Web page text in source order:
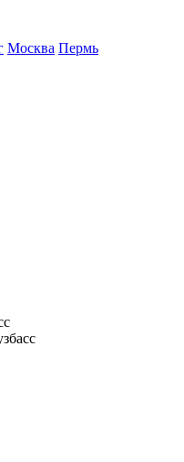
Москва Пермь